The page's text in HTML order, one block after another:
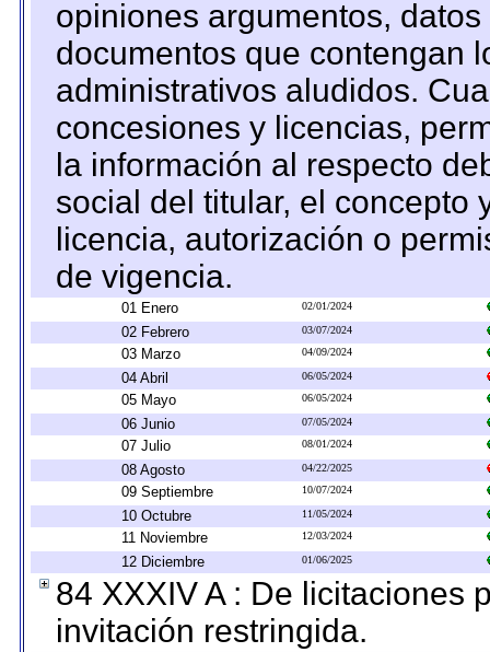
opiniones argumentos,
documentos que contengan
administrativos aludidos.
concesiones y licencias,
la información al respecto
social del titular, el concepto
licencia, autorización o
de vigencia.
01 Enero 02/01/2024
02 Febrero 03/07/2024
03 Marzo 04/09/2024
04 Abril 06/05/2024
05 Mayo 06/05/2024
06 Junio 07/05/2024
07 Julio 08/01/2024
08 Agosto 04/22/2025
09 Septiembre 10/07/2024
10 Octubre 11/05/2024
11 Noviembre 12/03/2024
12 Diciembre 01/06/2025
84 XXXIV A : De licitaciones
invitación restringida.